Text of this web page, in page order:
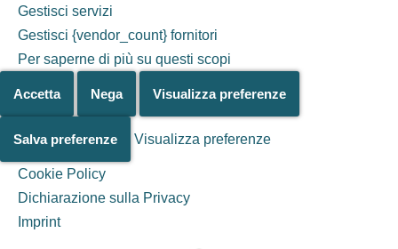
Gestisci servizi
Gestisci {vendor_count} fornitori
Per saperne di più su questi scopi
Accetta Nega Visualizza preferenze
Salva preferenze Visualizza preferenze
Cookie Policy
Dichiarazione sulla Privacy
Imprint
Salta al